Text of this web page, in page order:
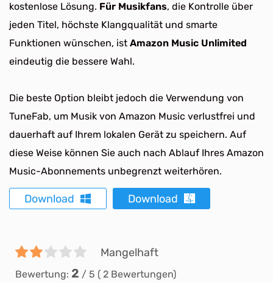
kostenlose Lösung. Für Musikfans, die Kontrolle über
jeden Titel, höchste Klangqualität und smarte
Funktionen wünschen, ist Amazon Music Unlimited
eindeutig die bessere Wahl.
Die beste Option bleibt jedoch die Verwendung von
TuneFab, um Musik von Amazon Music verlustfrei und
dauerhaft auf Ihrem lokalen Gerät zu speichern. Auf
diese Weise können Sie auch nach Ablauf Ihres Amazon
Music-Abonnements unbegrenzt weiterhören.
Download Download
Mangelhaft
Bewertung: 2 / 5 ( 2 Bewertungen)